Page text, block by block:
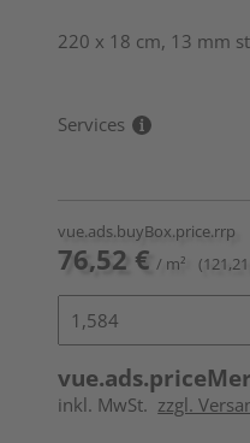
220 x 18 cm, 13 mm
Services
vue.ads.buyBox.price.rrp
76,52 € / m²
inkl. MwSt. zzgl.